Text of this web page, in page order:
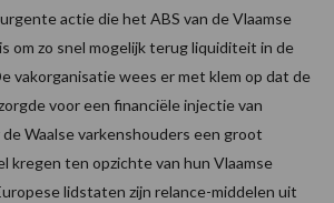
actie die het ABS van de Vlaamse
om zo snel mogelijk terug liquiditeit in de
vakorganisatie wees er met klem op dat de
voor een financiële injectie van
Waalse varkenshouders een groot
kregen ten opzichte van hun Vlaamse
lidstaten zijn relance-middelen uit